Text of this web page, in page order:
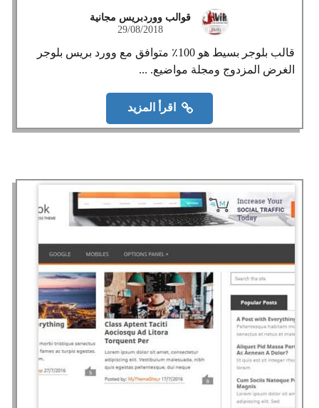
قوالب ووردبريس مجانية
29/08/2018
قالب بلوجر بسيط هو 100٪ متوافق مع وورد بريس بلوجر
الغرض المزدوج ومجلة مواضيع. ...
اقرأ المزيد